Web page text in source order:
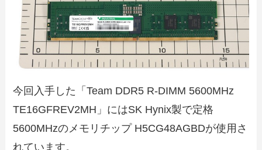
今回入手した「Team DDR5 R-DIMM 5600MHz
TE16GFREV2MH」にはSK Hynix製で定格
5600MHzのメモリチップ H5CG48AGBDが使用さ
れています。